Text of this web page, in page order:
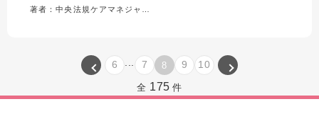
6 7 8 9 10
全 175 件